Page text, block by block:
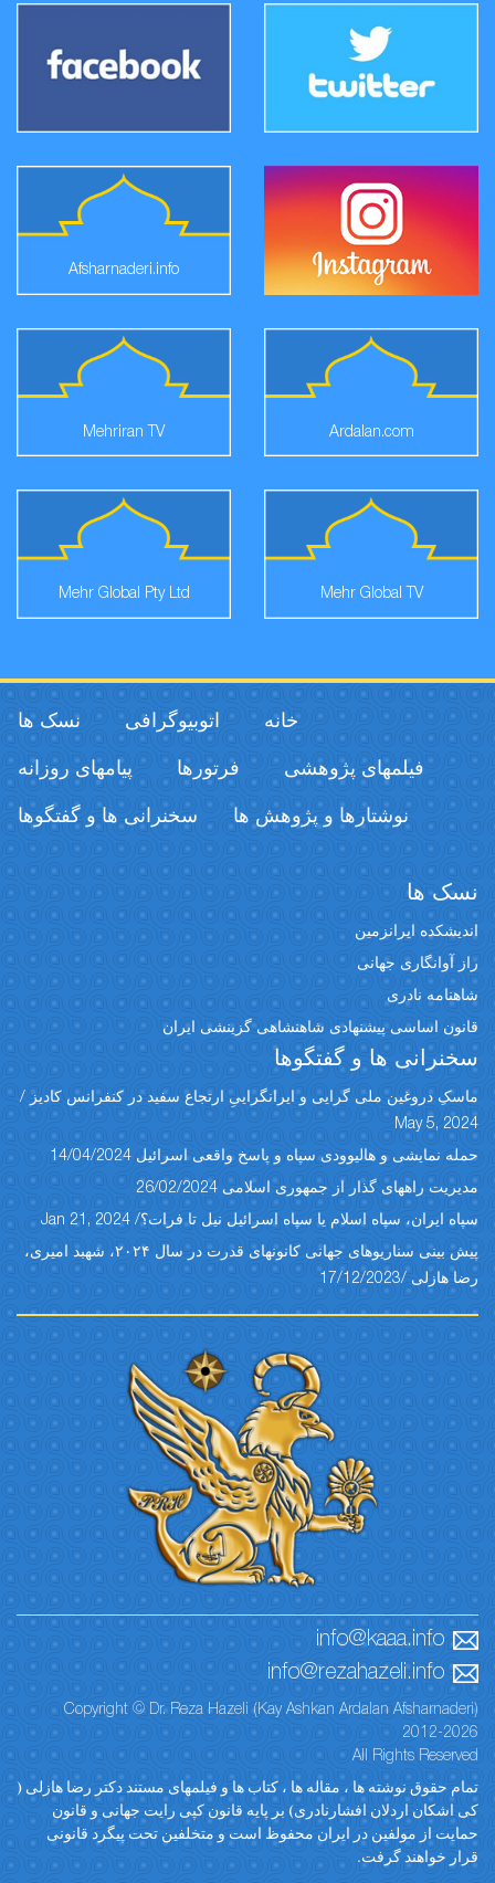
Afsharnaderi.info
Ardalan.com
Mehriran TV
Mehr Global TV
Mehr Global Pty Ltd
خانه اتوبیوگرافی نسک ها
فیلمهای پژوهشی فرتورها پیامهای روزانه
نوشتارها و پژوهش ها سخنرانی ها و گفتگوها
نسک ها
اندیشکده ایرانزمین
راز آوانگاری جهانی
شاهنامه نادری
قانون اساسی پیشنهادی شاهنشاهی گزینشی ایران
سخنرانی ها و گفتگوها
ماسکِ دروغین ملی گرایی و ایرانگراییِ ارتجاع سفید در کنفرانس کادیز /
May 5, 2024
حمله نمایشی و هالیوودی سپاه و پاسخ واقعی اسرائیل 14/04/2024
مدیریت راههای گذار از جمهوری اسلامی 26/02/2024
سپاه ایران، سپاه اسلام یا سپاه اسرائیل نیل تا فرات؟/ Jan 21, 2024
پیش بینی سناریوهای جهانی کانونهای قدرت در سال ۲۰۲۴، شهبد امیری،
رضا هازلی /17/12/2023
info@kaaa.info
info@rezahazeli.info
Copyright © Dr. Reza Hazeli (Kay Ashkan Ardalan Afsharnaderi)
2012-2026
All Rights Reserved
تمام حقوق نوشته ها ، مقاله ها ، کتاب ها و فیلمهای مستند دکتر رضا هازلی (
کی اشکان اردلان افشارنادری) بر پایه قانون کپی رایت جهانی و قانون
حمایت از مولفین در ایران محفوظ است و متخلفین تحت پیگرد قانونی
قرار خواهند گرفت.